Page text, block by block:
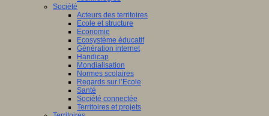
Société
Acteurs des territoires
Ecole et structure
Economie
Ecosystème éducatif
Génération internet
Handicap
Mondialisation
Normes scolaires
Regards sur l’Ecole
Santé
Société connectée
Territoires et projets